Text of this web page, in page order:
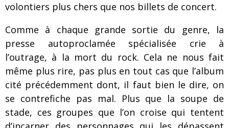
volontiers plus chers que nos billets de concert.
Comme à chaque grande sortie du genre, la
presse autoproclamée spécialisée crie à
l’outrage, à la mort du rock. Cela ne nous fait
même plus rire, pas plus en tout cas que l’album
cité précédemment dont, il faut bien le dire, on
se contrefiche pas mal. Plus que la soupe de
stade, ces groupes que l’on croise qui tentent